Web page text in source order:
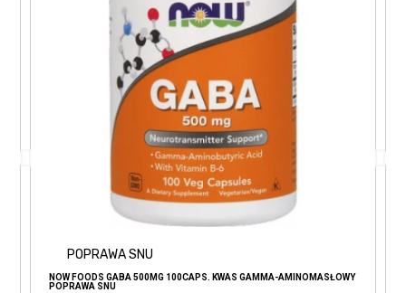
POPRAWA SNU
NOW FOODS GABA 500MG 100CAPS. KWAS GAMMA-AMINOMASŁOWY
POPRAWA SNU